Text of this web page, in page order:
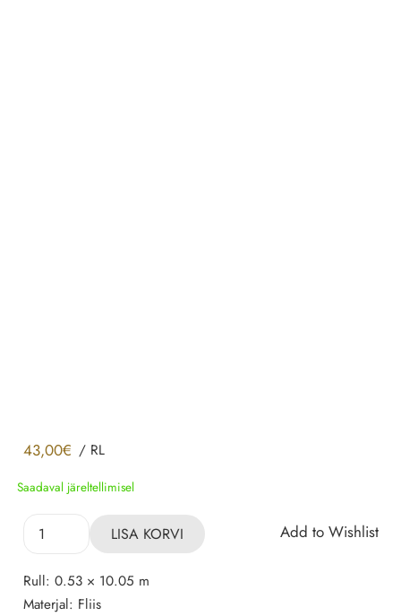
43,00€ / RL
Saadaval järeltellimisel
Tapeet
Marburg
kogus
LISA KORVI Add to Wishlist
Rull: 0.53 × 10.05 m
Materjal: Fliis